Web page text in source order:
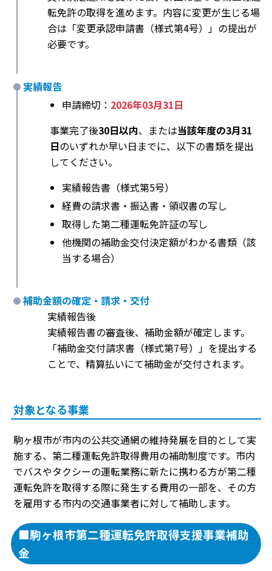
転免許の取得を進めます。内容に変更が生じる場
合は「変更承認申請書（様式第4号）」の提出が
必要です。
実績報告
申請締切： 2026年03月31日
事業完了後30日以内、または当該年度の3月31
日のいずれか早い日までに、以下の書類を提出
してください。
実績報告書（様式第5号）
経費の請求書・振込書・領収書の写し
取得した第二種運転免許証の写し
他機関の補助金交付決定額がわかる書類（該
当する場合）
補助金額の確定・請求・交付
実績報告後
実績報告書の審査後、補助金額が確定します。
「補助金交付請求書（様式第7号）」を提出する
ことで、精算払いにて補助金が交付されます。
対象となる事業
駒ヶ根市が市内の公共交通網の維持発展を目的として実
施する、第二種運転免許取得費用の補助制度です。市内
でバスやタクシーの運転業務に新たに携わる方が第二種
運転免許を取得する際に発生する費用の一部を、その方
を雇用する市内の交通事業者に対して補助します。
■駒ヶ根市第二種運転免許取得支援事業補助
金